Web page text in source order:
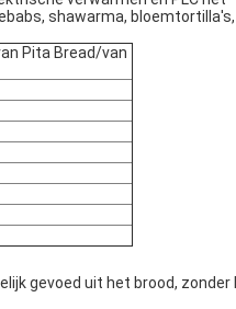
shawarma, bloemtortilla's,
Pita Bread/van
gevoed uit het brood,